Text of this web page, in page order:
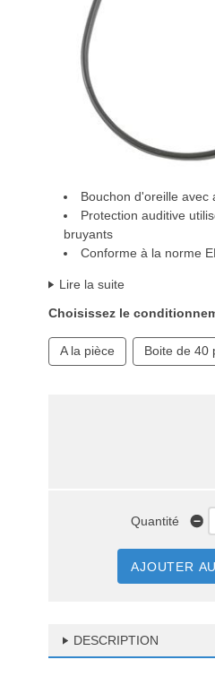
Bouchon d'oreille avec
Protection auditive
bruyants
Conforme à la norme
Lire la suite
Choisissez le
A la pièce Boite de 40
Quantité
AJOUTER
DESCRIPTION